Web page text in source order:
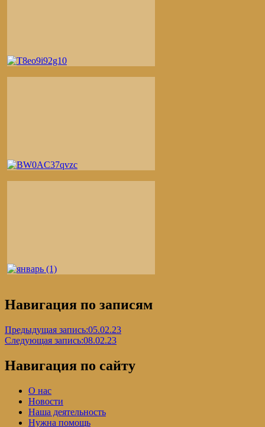
Навигация по записям
Предыдущая запись:05.02.23
Следующая запись:08.02.23
Навигация по сайту
О нас
Новости
Наша деятельность
Нужна помощь